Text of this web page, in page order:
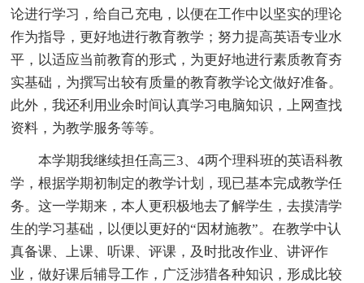
论进行学习，给自己充电，以便在工作中以坚实的理论
作为指导，更好地进行教育教学；努力提高英语专业水
平，以适应当前教育的形式，为更好地进行素质教育夯
实基础，为撰写出较有质量的教育教学论文做好准备。
此外，我还利用业余时间认真学习电脑知识，上网查找
资料，为教学服务等等。
本学期我继续担任高三3、4两个理科班的英语科教
学，根据学期初制定的教学计划，现已基本完成教学任
务。这一学期来，本人更积极地去了解学生，去摸清学
生的学习基础，以便以更好的“因材施教”。在教学中认
真备课、上课、听课、评课，及时批改作业、讲评作
业，做好课后辅导工作，广泛涉猎各种知识，形成比较